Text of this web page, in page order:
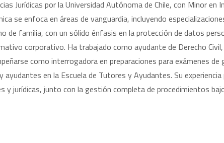
Jurídicas por la Universidad Autónoma de Chile, con Minor
se enfoca en áreas de vanguardia, incluyendo
de familia, con un sólido énfasis en la protección de datos
corporativo. Ha trabajado como ayudante de Derecho
como interrogadora en preparaciones para exámenes
en la Escuela de Tutores y Ayudantes. Su
y jurídicas, junto con la gestión completa de procedimientos